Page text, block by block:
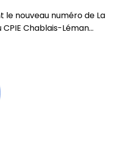
le nouveau numéro de La
Chablais-Léman...